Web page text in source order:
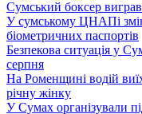
Сумський боксер
У сумському ЦНАПі
біометричних паспортів
Безпекова ситуація у
серпня
На Роменщині водій
річну жінку
У Сумах організували